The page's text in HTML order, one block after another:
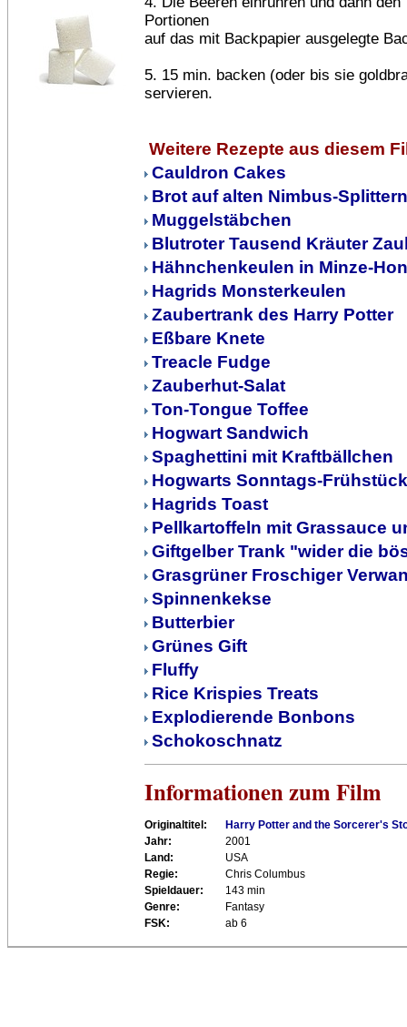
Portionen
auf das mit Backpapier ausgelegte
5. 15 min. backen (oder bis sie
servieren.
Weitere Rezepte aus diesem
Cauldron Cakes
Brot auf alten Nimbus-Splittern
Muggelstäbchen
Blutroter Tausend Kräuter
Hähnchenkeulen in Minze-
Hagrids Monsterkeulen
Zaubertrank des Harry Potter
Eßbare Knete
Treacle Fudge
Zauberhut-Salat
Ton-Tongue Toffee
Hogwart Sandwich
Spaghettini mit Kraftbällchen
Hogwarts Sonntags-Frühstück
Hagrids Toast
Pellkartoffeln mit Grassauce
Giftgelber Trank "wider die
Grasgrüner Froschiger
Spinnenkekse
Butterbier
Grünes Gift
Fluffy
Rice Krispies Treats
Explodierende Bonbons
Schokoschnatz
Informationen zum Film
Originaltitel:
Harry Potter and the Sorcerer's
Jahr:
2001
Land:
USA
Regie:
Chris Columbus
Spieldauer:
143 min
Genre:
Fantasy
FSK:
ab 6